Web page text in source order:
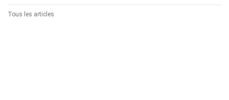
Tous les articles